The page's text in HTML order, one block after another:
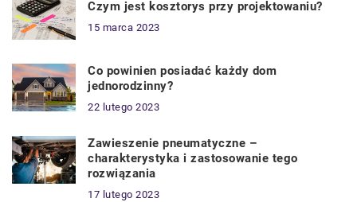
Czym jest kosztorys przy projektowaniu?
15 marca 2023
Co powinien posiadać każdy dom
jednorodzinny?
22 lutego 2023
Zawieszenie pneumatyczne –
charakterystyka i zastosowanie tego
rozwiązania
17 lutego 2023